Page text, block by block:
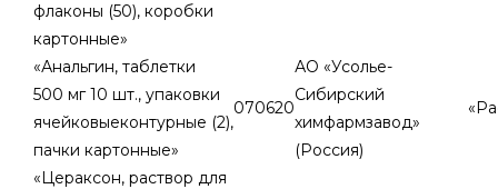
флаконы (50), коробки
картонные»
«Анальгин, таблетки
500 мг 10 шт., упаковки
ячейковыеконтурные (2),
пачки картонные»
070620
АО «Усолье-
Сибирский
химфармзавод»
(Россия)
«Цераксон, раствор для